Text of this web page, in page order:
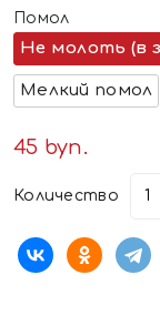
Помол
Не молоть (в
Мелкий помол
45 byn.
Количество